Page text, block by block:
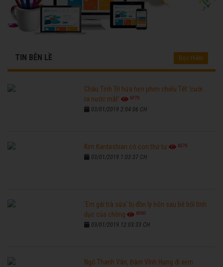
TIN BÊN LỀ Đọc thêm
Châu Tinh Trì hứa hẹn phim chiếu Tết 'cười
ra nước mắt'
6770
03/01/2019 2:04:06 CH
Kim Kardashian có con thứ tư 6270
03/01/2019 1:03:37 CH
'Em gái trà sữa' bị đồn ly hôn sau bê bối tình
dục của chồng
6590
03/01/2019 12:03:33 CH
Ngô Thanh Vân, Đàm Vĩnh Hưng đi xem